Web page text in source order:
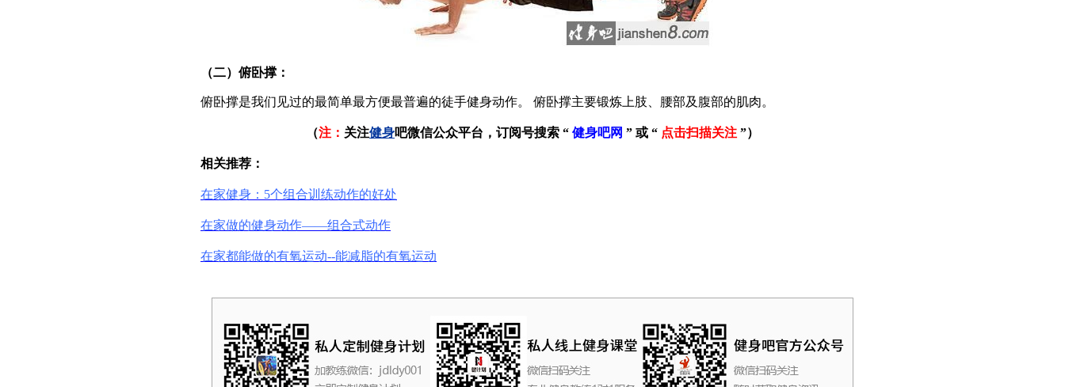
（二）俯卧撑：
俯卧撑是我们见过的最简单最方便最普遍的徒手健身动作。 俯卧撑主要锻炼上肢、腰部及腹部的肌肉。
（注： 关注健身吧微信公众平台，订阅号搜索 “ 健身吧网 ” 或 “ 点击扫描关注 ”）
相关推荐：
在家健身：5个组合训练动作的好处
在家做的健身动作——组合式动作
在家都能做的有氧运动--能减脂的有氧运动